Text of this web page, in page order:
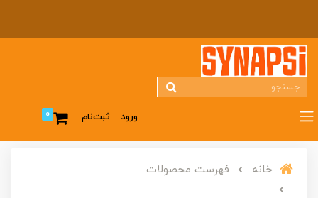
ورود ثبت‌نام 0
خانه فهرست محصولات